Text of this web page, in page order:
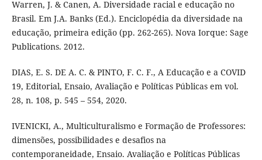
Warren, J. & Canen, A. Diversidade racial e educação no
Brasil. Em J.A. Banks (Ed.). Enciclopédia da diversidade na
educação, primeira edição (pp. 262-265). Nova Iorque: Sage
Publications. 2012.
DIAS, E. S. DE A. C. & PINTO, F. C. F., A Educação e a COVID
19, Editorial, Ensaio, Avaliação e Políticas Públicas em vol.
28, n. 108, p. 545 – 554, 2020.
IVENICKI, A., Multiculturalismo e Formação de Professores:
dimensões, possibilidades e desafios na
contemporaneidade, Ensaio. Avaliação e Políticas Públicas